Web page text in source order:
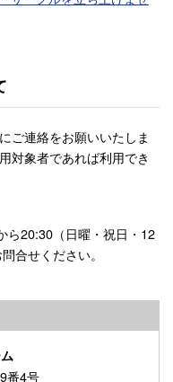
ご連絡をお願いいたしま
対象者であれば利用でき
ら20:30（日曜・祝日・12
合せください。
番4号